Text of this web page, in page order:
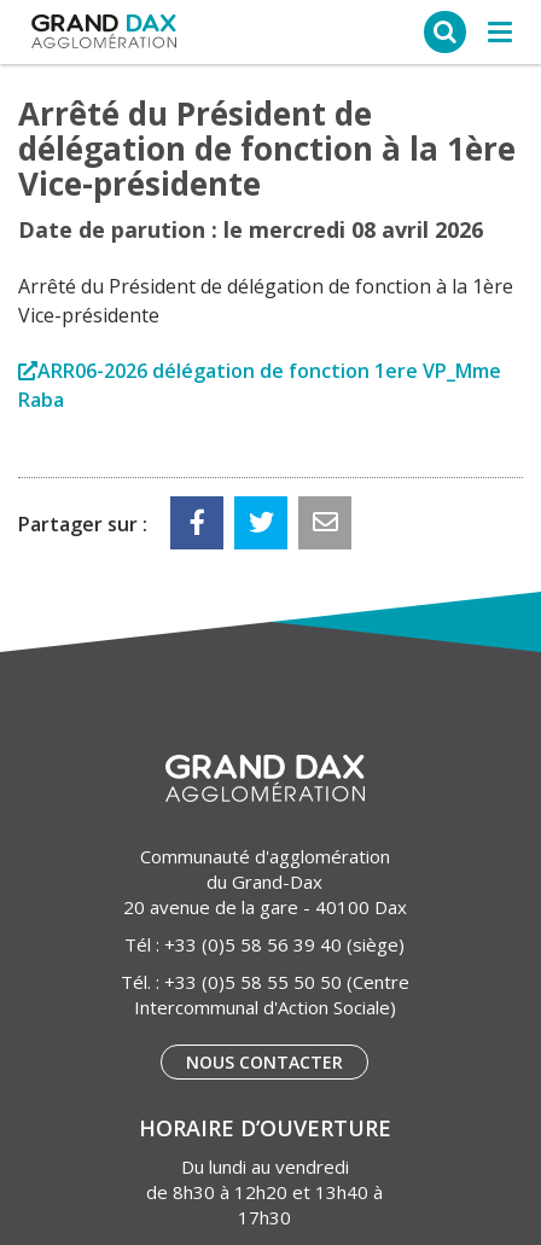
Arrêté du Président de
délégation de fonction à la 1ère
Vice-présidente
Date de parution : le mercredi 08 avril 2026
Arrêté du Président de délégation de fonction à la 1ère
Vice-présidente
ARR06-2026 délégation de fonction 1ere VP_Mme
Raba
Partager sur :
Communauté d'agglomération
du Grand-Dax
20 avenue de la gare - 40100 Dax
Tél : +33 (0)5 58 56 39 40 (siège)
Tél. : +33 (0)5 58 55 50 50 (Centre
Intercommunal d'Action Sociale)
NOUS CONTACTER
HORAIRE D’OUVERTURE
Du lundi au vendredi
de 8h30 à 12h20 et 13h40 à
17h30